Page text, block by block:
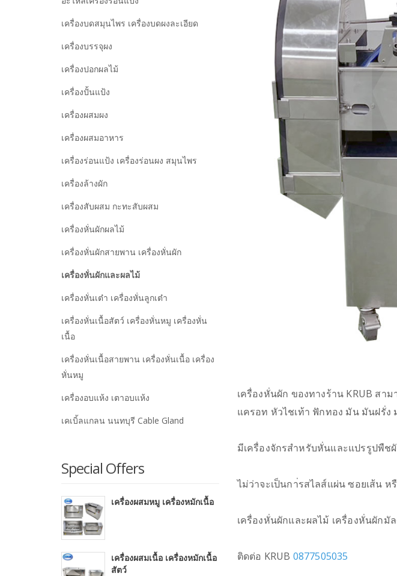
เครื่องหั่นผัก ของทางร้าน KRUB ส
แครอท หัวไชเท้า ฟักทอง มัน มันฝรั่
มีเครื่องจักรสำหรับหั่นและแปรรูปพืช
ไม่ว่าจะเป็นกา่รสไลส์แผ่น ซอยเส้น ห
เครื่องหั่นผักและผลไม้ เครื่องหั่นผัก
ติดต่อ KRUB 0877505035
เครื่องบดสมุนไพร เครื่องบดผงละเอียด
เครื่องบรรจุผง
เครื่องปอกผลไม้
เครื่องปั้นแป้ง
เครื่องผสมผง
เครื่องผสมอาหาร
เครื่องร่อนแป้ง เครื่องร่อนผง สมุนไพร
เครื่องล้างผัก
เครื่องสับผสม กะทะสับผสม
เครื่องหั่นผักผลไม้
เครื่องหั่นผักสายพาน เครื่องหั่นผัก
เครื่องหั่นผักและผลไม้
เครื่องหั่นเต๋า เครื่องหั่นลูกเต๋า
เครื่องหั่นเนื้อสัตว์ เครื่องหั่นหมู เครื่องหั่น
เนื้อ
เครื่องหั่นเนื้อสายพาน เครื่องหั่นเนื้อ เครื่อง
หั่นหมู
เครื่องอบแห้ง เตาอบแห้ง
เคเบิ้ลแกลน นนทบุรี Cable Gland
Special Offers
เครื่องผสมหมู เครื่องหมักเนื้อ
เครื่องผสมเนื้อ เครื่องหมักเนื้อ
สัตว์